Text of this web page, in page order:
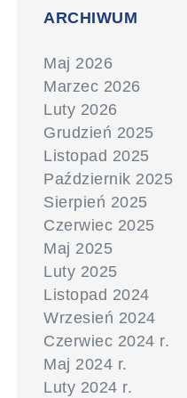
ARCHIWUM
Maj 2026
Marzec 2026
Luty 2026
Grudzień 2025
Listopad 2025
Październik 2025
Sierpień 2025
Czerwiec 2025
Maj 2025
Luty 2025
Listopad 2024
Wrzesień 2024
Czerwiec 2024 r.
Maj 2024 r.
Luty 2024 r.